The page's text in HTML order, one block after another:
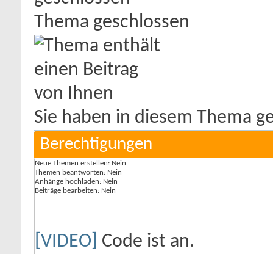
Thema geschlossen
Sie haben in diesem Thema
Berechtigungen
Neue Themen erstellen: Nein
Themen beantworten: Nein
Anhänge hochladen: Nein
Beiträge bearbeiten: Nein
[VIDEO] Code ist an.